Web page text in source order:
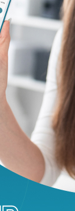
ottimi
intimoriti, a
benefici della
diritto allo